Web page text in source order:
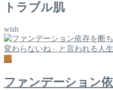
トラブル肌
wish
肌
ファンデーション